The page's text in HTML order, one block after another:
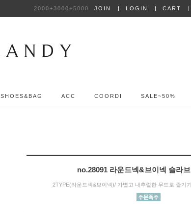
2000+3000+5000 JOIN LOGIN CART
SHOES&BAG ACC COORDI SALE~50%
no.28091 라운드넥&브이넥 슬라
2TYPE(라운드넥&브이넥)/ 가볍고 내추럴한 무드로 즐기